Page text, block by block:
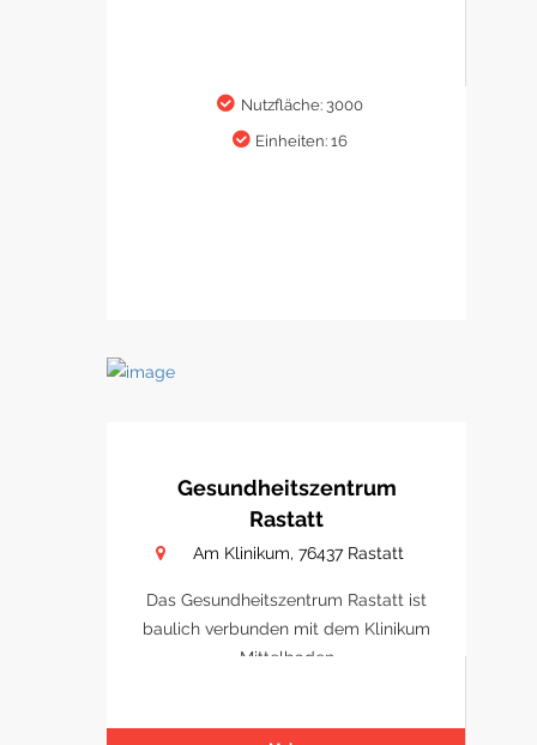
Nutzfläche: 3000
Einheiten: 16
Gesundheitszentrum
Rastatt
Am Klinikum, 76437 Rastatt
Das Gesundheitszentrum Rastatt ist
baulich verbunden mit dem Klinikum
Mittelbaden